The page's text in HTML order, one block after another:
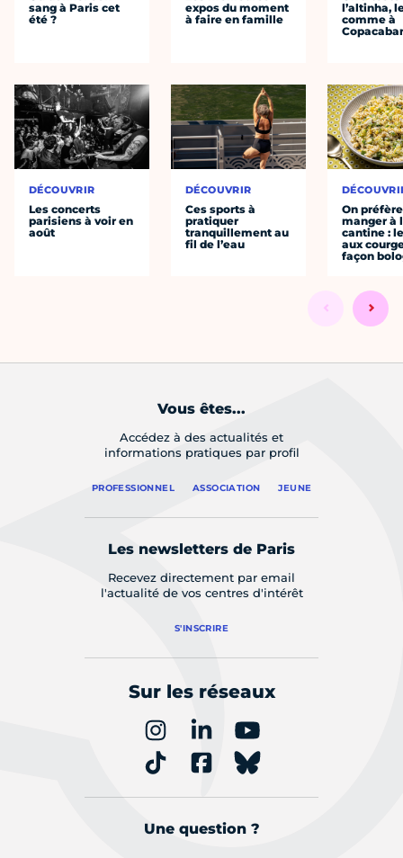
sang à Paris cet
été ?
DÉCOUVRIR
Les concerts
parisiens à voir en
août
expos du moment
à faire en famille
DÉCOUVRIR
Ces sports à
pratiquer
tranquillement au
fil de l’eau
l’altinha,
comme à
On préfère
manger à
cantine :
aux
façon
Vous êtes...
Accédez à des actualités et
informations pratiques par profil
PROFESSIONNEL ASSOCIATION JEUNE
Les newsletters de Paris
Recevez directement par email
l'actualité de vos centres d'intérêt
S'INSCRIRE
Sur les réseaux
Une question ?